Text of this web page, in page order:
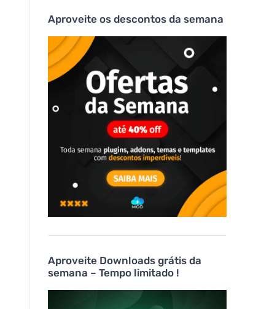
Aproveite os descontos da semana
Aproveite Downloads grátis da
semana – Tempo limitado !